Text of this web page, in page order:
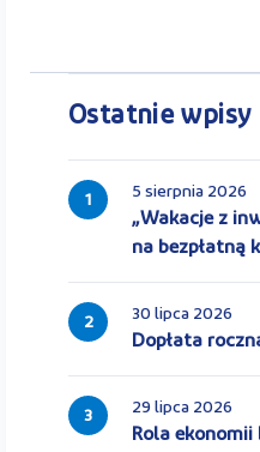
Ostatnie wpisy
1 5 sierpnia 2026
„Wakacje z
na bezpłatną
2 30 lipca 2026
Dopłata
3 29 lipca 2026
Rola